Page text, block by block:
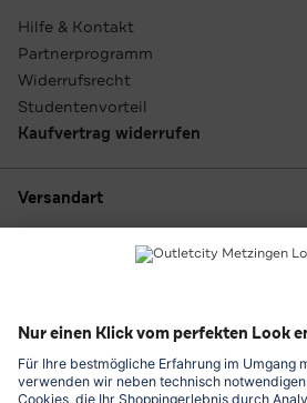
Hilfe & Kontakt
Partnerprogramm
Widerrufsrecht
Studentenvorteil
Kaufvertrag widerrufen
Versandart